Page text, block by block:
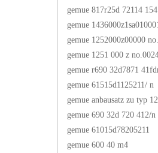
gemue 817r25d 72114
gemue
gemue 1252000z00000
gemue 1251 000 z
gemue r690 32d7871
gemue 61515d1125211/ n
gemue anbausatz zu typ
gemue 690 32d 720 412/n
gemue 61015d78205211
gemue 600 40 m4